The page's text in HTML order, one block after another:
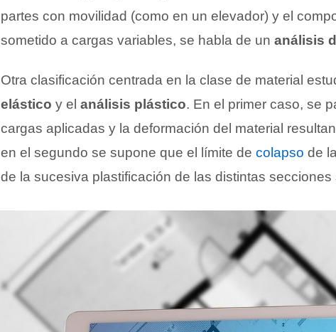
partes con movilidad (como en un elevador) y el
sometido a cargas variables, se habla de un análisis
Otra clasificación centrada en la clase de material
elástico y el análisis plástico. En el primer caso, se
cargas aplicadas y la deformación del material
en el segundo se supone que el límite de colapso de
de la sucesiva plastificación de las distintas